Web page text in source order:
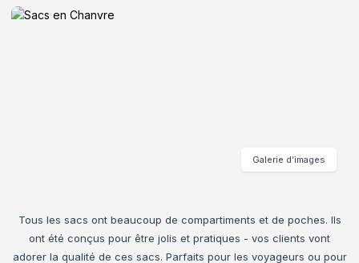
Tous les sacs ont beaucoup de compartiments et de poches. Ils
ont été conçus pour être jolis et pratiques - vos clients vont
adorer la qualité de ces sacs. Parfaits pour les voyageurs ou pour
Galerie d’images